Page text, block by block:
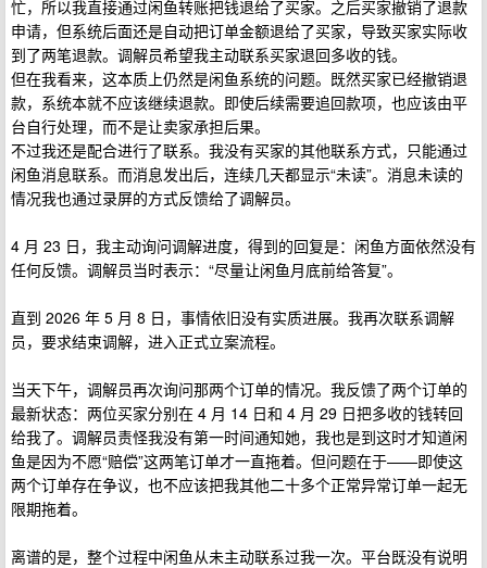
忙，所以我直接通过闲鱼转账把钱退给了买家。之后买家撤销了退款
申请，但系统后面还是自动把订单金额退给了买家，导致买家实际收
到了两笔退款。调解员希望我主动联系买家退回多收的钱。
但在我看来，这本质上仍然是闲鱼系统的问题。既然买家已经撤销退
款，系统本就不应该继续退款。即使后续需要追回款项，也应该由平
台自行处理，而不是让卖家承担后果。
不过我还是配合进行了联系。我没有买家的其他联系方式，只能通过
闲鱼消息联系。而消息发出后，连续几天都显示“未读”。消息未读的
情况我也通过录屏的方式反馈给了调解员。
4 月 23 日，我主动询问调解进度，得到的回复是：闲鱼方面依然没有
任何反馈。调解员当时表示：“尽量让闲鱼月底前给答复”。
直到 2026 年 5 月 8 日，事情依旧没有实质进展。我再次联系调解
员，要求结束调解，进入正式立案流程。
当天下午，调解员再次询问那两个订单的情况。我反馈了两个订单的
最新状态：两位买家分别在 4 月 14 日和 4 月 29 日把多收的钱转回
给我了。调解员责怪我没有第一时间通知她，我也是到这时才知道闲
鱼是因为不愿“赔偿”这两笔订单才一直拖着。但问题在于——即使这
两个订单存在争议，也不应该把我其他二十多个正常异常订单一起无
限期拖着。
离谱的是，整个过程中闲鱼从未主动联系过我一次。平台既没有说明